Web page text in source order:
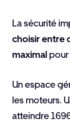
La sécurité
choisir entre
maximal pour
Un espace
les moteurs.
atteindre